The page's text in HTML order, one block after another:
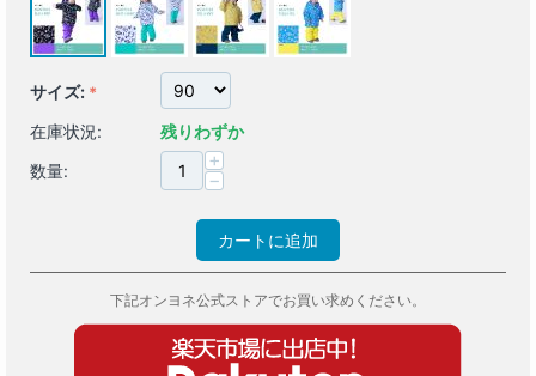
サイズ:
在庫状況:
残りわずか
数量:
+
−
カートに追加
下記オンヨネ公式ストアでお買い求めください。